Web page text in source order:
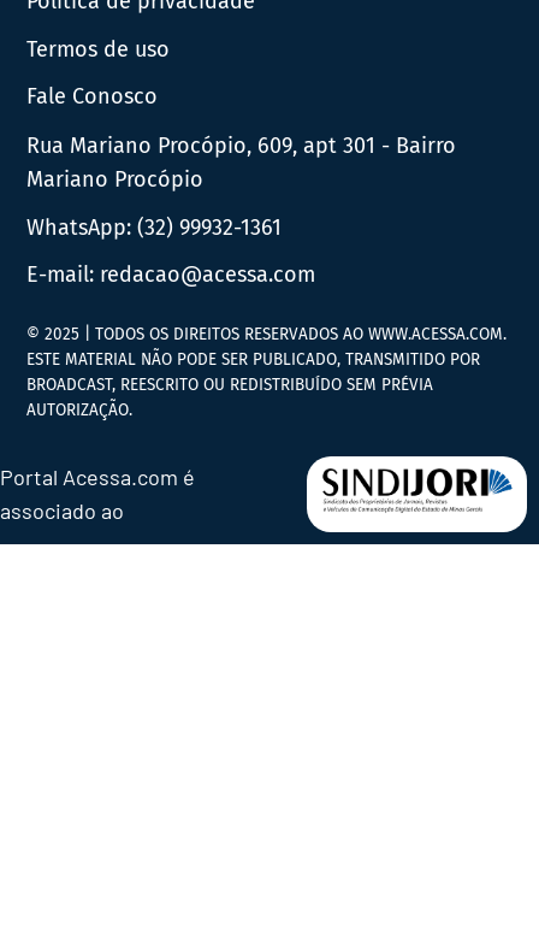
Termos de uso
Fale Conosco
Rua Mariano Procópio, 609, apt 301 - Bairro
Mariano Procópio
WhatsApp:(32) 99932-1361
E-mail: redacao@acessa.com
© 2025 | TODOS OS DIREITOS RESERVADOS AO WWW.ACESSA.COM.
ESTE MATERIAL NÃO PODE SER PUBLICADO, TRANSMITIDO POR
BROADCAST, REESCRITO OU REDISTRIBUÍDO SEM PRÉVIA
AUTORIZAÇÃO.
Portal Acessa.com é
associado ao